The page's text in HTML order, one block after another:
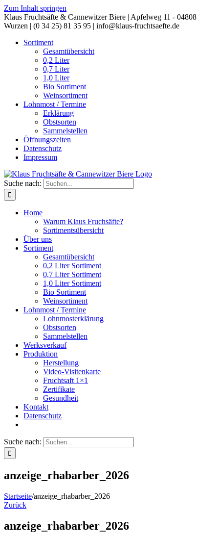
Zum Inhalt springen
Klaus Fruchtsäfte & Cannewitzer Biere | Apfelweg 11 - 04808
Wurzen | (0 34 25) 81 35 95 | info@klaus-fruchtsaefte.de
Sortiment
Gesamtübersicht
0,2 Liter
0,7 Liter
1,0 Liter
Bio Sortiment
Weinsortiment
Lohnmost / Termine
Erklärung
Obstsorten
Sammelstellen
Öffnungszeiten
Datenschutz
Impressum
Suche nach:
Home
Warum Klaus Fruchsäfte?
Sortimentsübersicht
Über uns
Sortiment
Gesamtübersicht
0,2 Liter Sortiment
0,7 Liter Sortiment
1,0 Liter Sortiment
Bio Sortiment
Weinsortiment
Lohnmost / Termine
Lohnmosterklärung
Obstsorten
Sammelstellen
Werksverkauf
Produktion
Herstellung
Video-Visitenkarte
Fruchtsaft 1×1
Zertifikate
Gesundheit
Kontakt
Datenschutz
Suche nach:
anzeige_rhabarber_2026
Startseite/anzeige_rhabarber_2026
Zurück
anzeige_rhabarber_2026